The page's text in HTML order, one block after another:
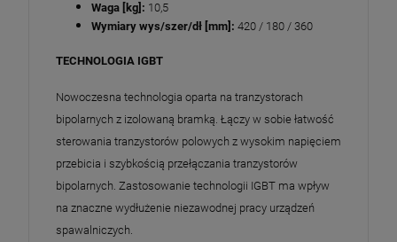
Waga [kg]: 10,5
Wymiary wys/szer/dł [mm]: 420 / 180 / 360
TECHNOLOGIA IGBT
Nowoczesna technologia oparta na tranzystorach
bipolarnych z izolowaną bramką. Łączy w sobie łatwość
sterowania tranzystorów polowych z wysokim napięciem
przebicia i szybkością przełączania tranzystorów
bipolarnych. Zastosowanie technologii IGBT ma wpływ
na znaczne wydłużenie niezawodnej pracy urządzeń
spawalniczych.